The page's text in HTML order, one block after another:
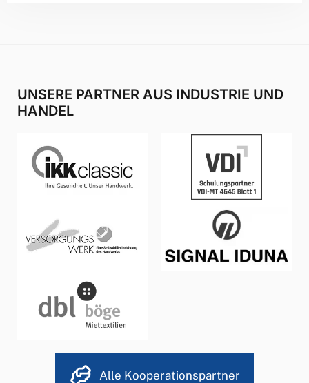
UNSERE PARTNER AUS INDUSTRIE UND
HANDEL
Alle Kooperationspartner